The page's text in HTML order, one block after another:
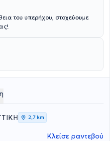
του υπερήχου, στοχεύουμε
2,7 km
Κλείσε ραντεβού